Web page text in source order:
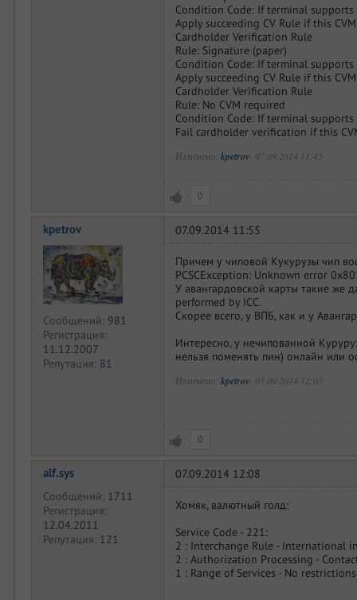
Condition Code: If terminal supports
Apply succeeding CV Rule if this
Cardholder Verification Rule
Rule: Signature (paper)
Condition Code: If terminal supports
Apply succeeding CV Rule if this
Cardholder Verification Rule
Rule: No CVM required
Condition Code: If terminal supports
Fail cardholder verification if this
Изменено: kpetrov- 07.09.2014 11:45
0
kpetrov
Сообщений: 981
Регистрация:
11.12.2007
Репутация: 81
07.09.2014 11:55
Причем у чиповой Кукурузы чип
PCSCException: Unknown error
У авангардовской карты такие же
performed by ICC.
Скорее всего, у ВПБ, как и у
Интересно, у нечипованной
нельзя поменять пин) онлайн или
Изменено: kpetrov- 07.09.2014 12:03
0
alf.sys
Сообщений: 1711
Регистрация:
12.04.2011
Репутация: 121
07.09.2014 12:08
Хомяк, валютный голд:
Service Code - 221:
2 : Interchange Rule - International
2 : Authorization Processing -
1 : Range of Services - No restrictions